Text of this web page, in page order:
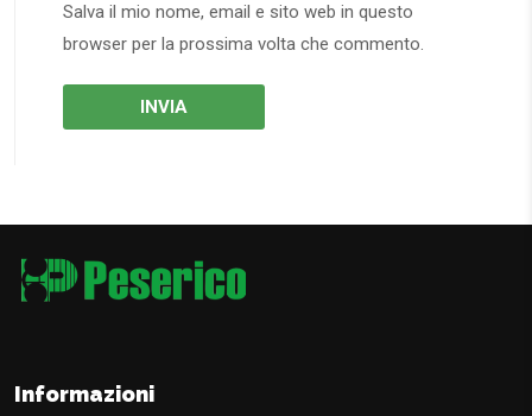
Salva il mio nome, email e sito web in questo
browser per la prossima volta che commento.
Informazioni